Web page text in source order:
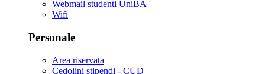
Webmail studenti UniBA
Wifi
Personale
Area riservata
Cedolini stipendi - CUD